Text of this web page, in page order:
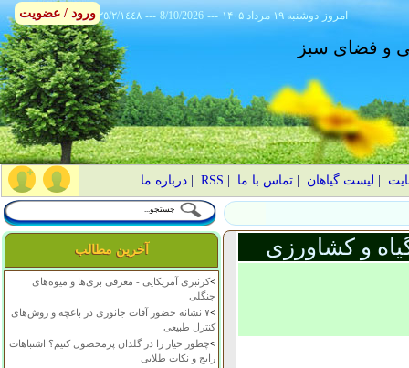
٢٥/٢/١٤٤٨ --- 8/10/2026 --- ۱۴۰۵ دوشنبه ۱۹ مرداد امروز
و فضای سبز
لیست گیاهان |تماس با ما RSS
|درباره ما
آخرین مطالب
>کرنبری آمریکایی - معرفی بری‌ها و میوه‌های
جنگلی
>
۷ نشانه حضور آفات جانوری در باغچه و روش‌های
کنترل طبیعی
>چطور خیار را در گلدان پرمحصول کنیم؟ اشتباهات
رایج و نکات طلایی
و کشاورزی
ورود / عضویت